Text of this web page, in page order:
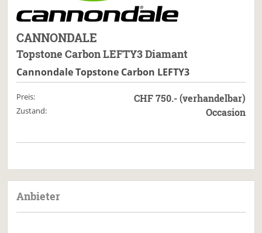
CANNONDALE
Topstone Carbon LEFTY3 Diamant
Cannondale Topstone Carbon LEFTY3
Preis: CHF 750.- (verhandelbar)
Zustand: Occasion
Anbieter